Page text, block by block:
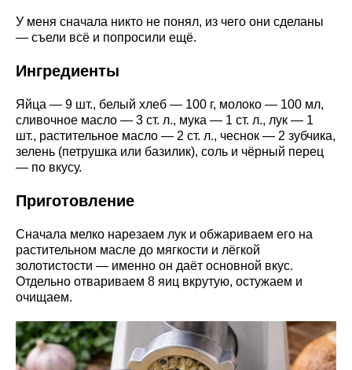
У меня сначала никто не понял, из чего они сделаны
— съели всё и попросили ещё.
Ингредиенты
Яйца — 9 шт., белый хлеб — 100 г, молоко — 100 мл,
сливочное масло — 3 ст. л., мука — 1 ст. л., лук — 1
шт., растительное масло — 2 ст. л., чеснок — 2 зубчика,
зелень (петрушка или базилик), соль и чёрный перец
— по вкусу.
Приготовление
Сначала мелко нарезаем лук и обжариваем его на
растительном масле до мягкости и лёгкой
золотистости — именно он даёт основной вкус.
Отдельно отвариваем 8 яиц вкрутую, остужаем и
очищаем.